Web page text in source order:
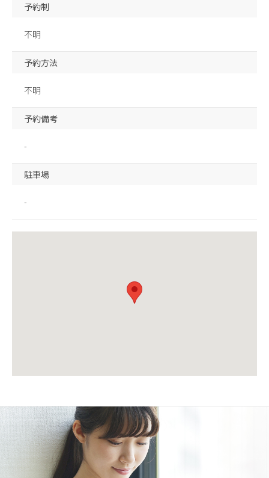
予約制
不明
予約方法
不明
予約備考
-
駐車場
-